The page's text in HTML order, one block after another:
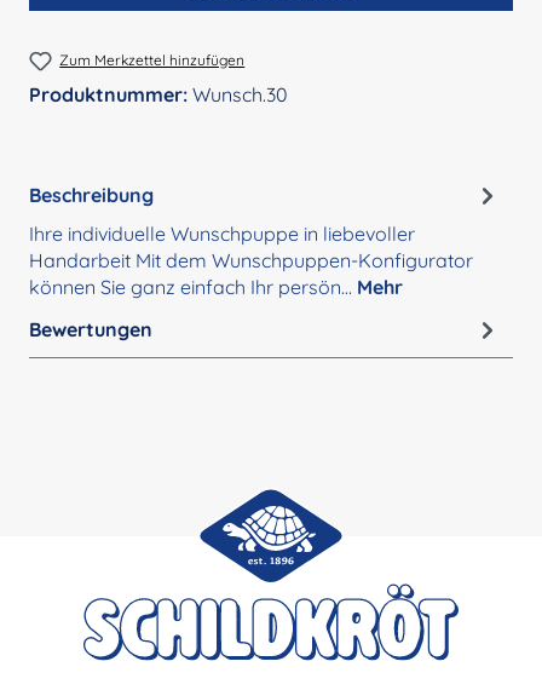
Zum Merkzettel hinzufügen
Produktnummer: Wunsch.30
Beschreibung
Ihre individuelle Wunschpuppe in liebevoller
Handarbeit Mit dem Wunschpuppen-Konfigurator
können Sie ganz einfach Ihr persön… Mehr
Bewertungen